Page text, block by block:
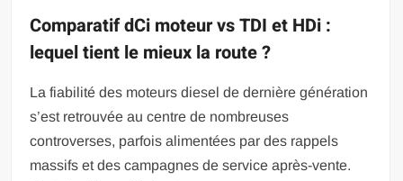
Comparatif dCi moteur vs TDI et HDi :
lequel tient le mieux la route ?
La fiabilité des moteurs diesel de dernière génération
s’est retrouvée au centre de nombreuses
controverses, parfois alimentées par des rappels
massifs et des campagnes de service après-vente.